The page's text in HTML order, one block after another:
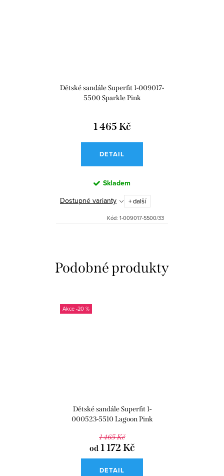
Dětské sandále Superfit 1-009017-
5500 Sparkle Pink
1 465 Kč
DETAIL
Skladem
Dostupné varianty
+ další
Kód: 1-009017-5500/33
-20 %
Dětské sandále Superfit 1-
000523-5510 Lagoon Pink
1 465 Kč
od1 172 Kč
DETAIL